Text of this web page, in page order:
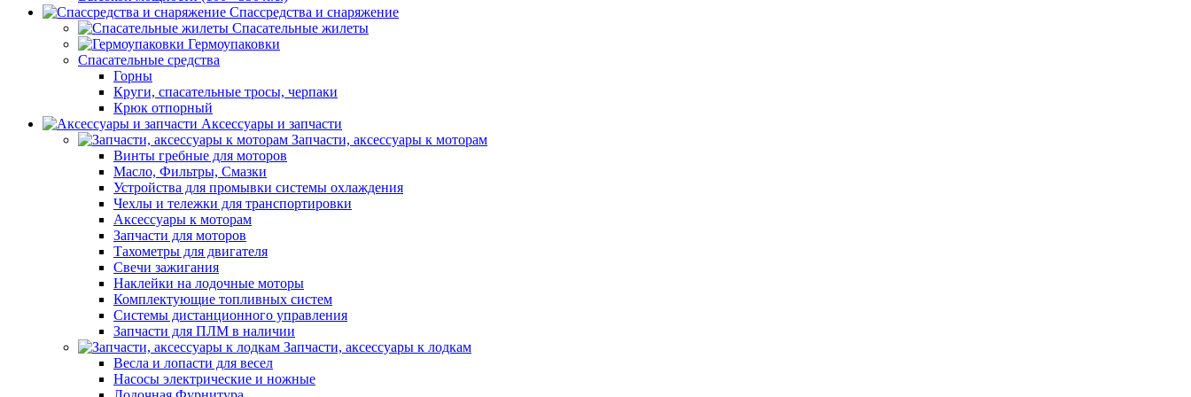
Спассредства и снаряжение
Спасательные жилеты
Гермоупаковки
Спасательные средства
Горны
Круги, спасательные тросы, черпаки
Крюк отпорный
Аксессуары и запчасти
Запчасти, аксессуары к моторам
Винты гребные для моторов
Масло, Фильтры, Смазки
Устройства для промывки системы охлаждения
Чехлы и тележки для транспортировки
Аксессуары к моторам
Запчасти для моторов
Тахометры для двигателя
Свечи зажигания
Наклейки на лодочные моторы
Комплектующие топливных систем
Системы дистанционного управления
Запчасти для ПЛМ в наличии
Запчасти, аксессуары к лодкам
Весла и лопасти для весел
Насосы электрические и ножные